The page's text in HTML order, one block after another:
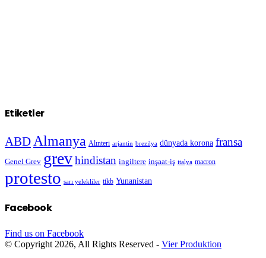
Etiketler
ABD Almanya Alınteri arjantin brezilya dünyada korona fransa
Genel Grev grevhindistan ingiltere inşaat-iş italya macron
protesto sarı yelekliler tikb Yunanistan
Facebook
Find us on Facebook
© Copyright 2026, All Rights Reserved - Vier Produktion